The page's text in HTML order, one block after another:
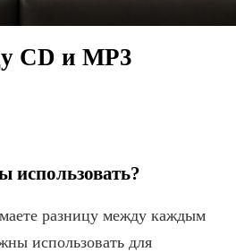
CD и MP3
использовать?
разницу между каждым
использовать для